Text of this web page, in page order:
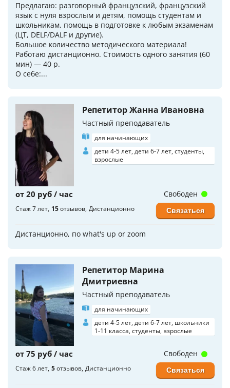
Предлагаю: разговорный французский, французский
язык с нуля взрослым и детям, помощь студентам и
школьникам, помощь в подготовке к любым экзаменам
(ЦТ, DELF/DALF и другие).
Большое количество методического материала!
Работаю дистанционно. Стоимость одного занятия (60
мин) — 40 р.
О себе:...
Репетитор Жанна Ивановна
Частный преподаватель
для начинающих
дети 4-5 лет, дети 6-7 лет, студенты,
взрослые
от 20 руб / час
Стаж 7 лет 15отзывов Дистанционно
Дистанционно, по what's up or zoom
Свободен
Связаться
Репетитор Марина
Дмитриевна
Частный преподаватель
для начинающих
дети 4-5 лет, дети 6-7 лет, школьники
1-11 класса, студенты, взрослые
от 75 руб / час
Стаж 6 лет 5отзывов Дистанционно
Свободен
Связаться